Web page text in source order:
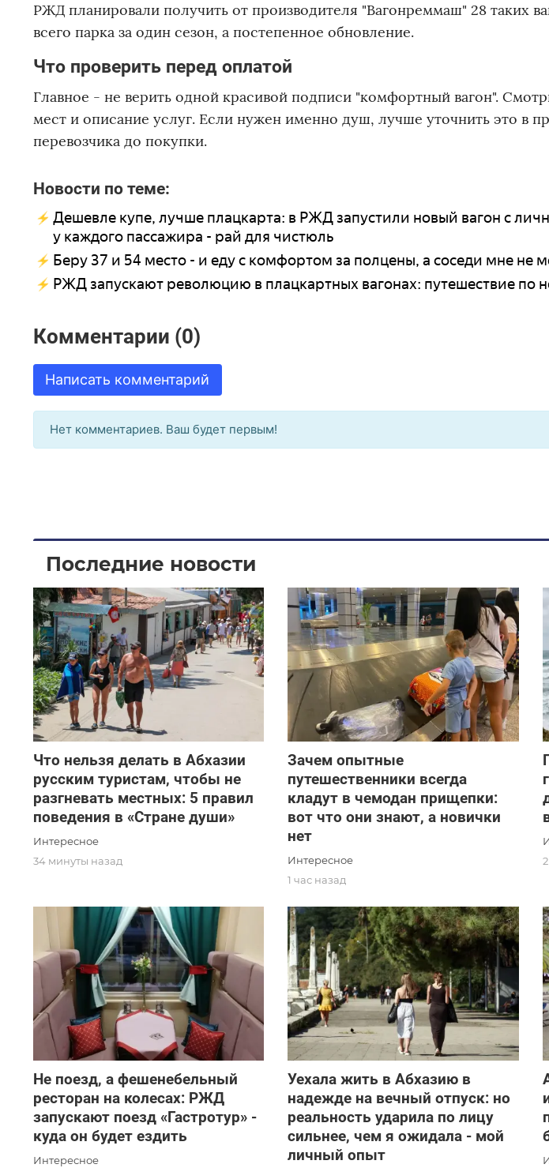
РЖД планировали получить от производителя "Вагонреммаш" 28 таких
всего парка за один сезон, а постепенное обновление.
Что проверить перед оплатой
Главное - не верить одной красивой подписи "комфортный вагон".
мест и описание услуг. Если нужен именно душ, лучше уточнить это в
перевозчика до покупки.
Новости по теме:
Дешевле купе, лучше плацкарта: в РЖД запустили новый вагон с
у каждого пассажира - рай для чистюль
Беру 37 и 54 место - и еду с комфортом за полцены, а соседи мне не
РЖД запускают революцию в плацкартных вагонах: путешествие по
Комментарии (0)
Написать комментарий
Нет комментариев. Ваш будет первым!
Последние новости
Что нельзя делать в Абхазии
русским туристам, чтобы не
разгневать местных: 5 правил
поведения в «Стране души»
Интересное
34 минуты назад
Зачем опытные
путешественники всегда
кладут в чемодан прищепки:
вот что они знают, а новички
нет
Интересное
1 час назад
Не поезд, а фешенебельный
ресторан на колесах: РЖД
запускают поезд «Гастротур» -
куда он будет ездить
Интересное
Уехала жить в Абхазию в
надежде на вечный отпуск: но
реальность ударила по лицу
сильнее, чем я ожидала - мой
личный опыт